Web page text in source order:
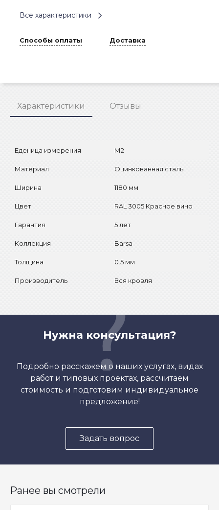
Все характеристики
Способы оплаты Доставка
Характеристики Отзывы
Еденица измерения М2
Материал Оцинкованная сталь
Ширина 1180 мм
Цвет RAL 3005 Красное вино
Гарантия 5 лет
Коллекция Barsa
Толщина 0.5 мм
Производитель Вся кровля
Нужна консультация?
Подробно расскажем о наших услугах, видах
работ и типовых проектах, рассчитаем
стоимость и подготовим индивидуальное
предложение!
Задать вопрос
Ранее вы смотрели